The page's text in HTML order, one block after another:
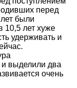
перед
были
10,5 лет хуже
удерживать и
выделили два
очень